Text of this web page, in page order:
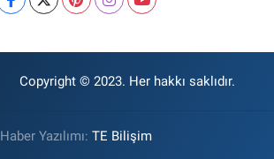
Copyright © 2023. Her hakkı saklıdır.
Haber Yazılımı: TE Bilişim